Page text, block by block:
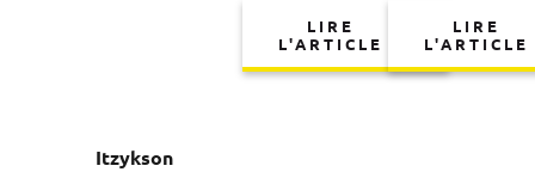
LIRE
L'ARTICLE
LIRE
L'ARTICLE
Itzykson